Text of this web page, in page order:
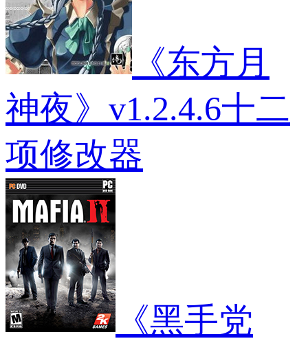
瑞
德
mod 《东方月
神夜》v1.2.4.6十二
项修改器
《黑手党